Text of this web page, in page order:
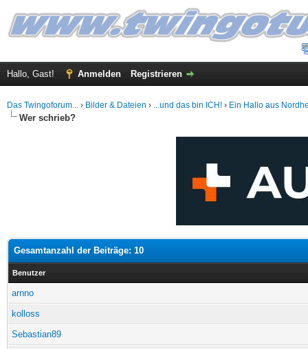
Hallo, Gast! Anmelden Registrieren
Das Twingoforum... › Bilder & Dateien › ...und das bin ICH! › Ein Hallo aus
Wer schrieb?
Gesamtanzahl der Beiträge: 10
Benutzer
arnno
kolloss
Sebastian89